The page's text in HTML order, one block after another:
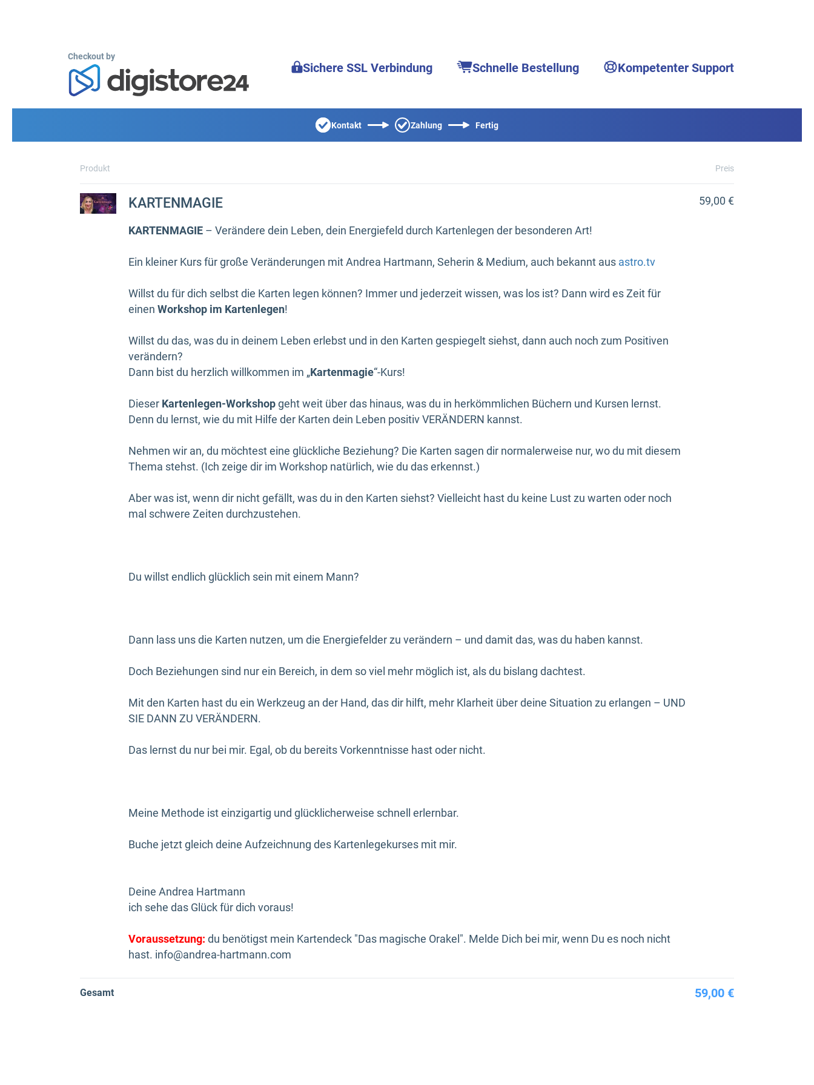
Checkout by
Sichere SSL Verbindung Schnelle Bestellung Kompetenter Support
Kontakt Zahlung Fertig
Produkt Preis
KARTENMAGIE
KARTENMAGIE – Verändere dein Leben, dein Energiefeld durch Kartenlegen der besonderen Art!
Ein kleiner Kurs für große Veränderungen mit Andrea Hartmann, Seherin & Medium, auch bekannt aus astro.tv
Willst du für dich selbst die Karten legen können? Immer und jederzeit wissen, was los ist? Dann wird es Zeit für
einen Workshop im Kartenlegen!
Willst du das, was du in deinem Leben erlebst und in den Karten gespiegelt siehst, dann auch noch zum Positiven
verändern?
Dann bist du herzlich willkommen im „Kartenmagie“-Kurs!
Dieser Kartenlegen-Workshopgeht weit über das hinaus, was du in herkömmlichen Büchern und Kursen lernst.
Denn du lernst, wie du mit Hilfe der Karten dein Leben positiv VERÄNDERN kannst.
Nehmen wir an, du möchtest eine glückliche Beziehung? Die Karten sagen dir normalerweise nur, wo du mit diesem
Thema stehst. (Ich zeige dir im Workshop natürlich, wie du das erkennst.)
Aber was ist, wenn dir nicht gefällt, was du in den Karten siehst? Vielleicht hast du keine Lust zu warten oder noch
mal schwere Zeiten durchzustehen.
Du willst endlich glücklich sein mit einem Mann?
Dann lass uns die Karten nutzen, um die Energiefelder zu verändern – und damit das, was du haben kannst.
Doch Beziehungen sind nur ein Bereich, in dem so viel mehr möglich ist, als du bislang dachtest.
Mit den Karten hast du ein Werkzeug an der Hand, das dir hilft, mehr Klarheit über deine Situation zu erlangen – UND
SIE DANN ZU VERÄNDERN.
Das lernst du nur bei mir. Egal, ob du bereits Vorkenntnisse hast oder nicht.
Meine Methode ist einzigartig und glücklicherweise schnell erlernbar.
Buche jetzt gleich deine Aufzeichnung des Kartenlegekurses mit mir.
Deine Andrea Hartmann
ich sehe das Glück für dich voraus!
Voraussetzung: du benötigst mein Kartendeck "Das magische Orakel". Melde Dich bei mir, wenn Du es noch nicht
hast. info@andrea-hartmann.com
59,00 €
Gesamt 59,00 €